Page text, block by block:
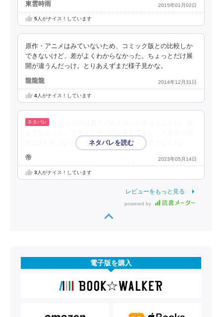
東雲時雨 2015年01月02日
5人がナイス！しています
原作・アニメはみていないため、コミック版との比較しか
できないけど、差がよくわからなかった。ちょっとだけ展
開が違うんだっけ。とりあえずまだ様子見かな。
龍龍龍 2014年12月31日
4人がナイス！しています
限は3ヶ月になってました。まあ2週間は無茶でしたね…。
帝 2023年05月14日
3人がナイス！しています
レビューをもっと見る
powered by
電子版を購入